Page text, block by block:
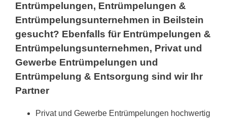
Entrümpelungen, Entrümpelungen &
Entrümpelungsunternehmen in Beilstein
gesucht? Ebenfalls für Entrümpelungen &
Entrümpelungsunternehmen, Privat und
Gewerbe Entrümpelungen und
Entrümpelung & Entsorgung sind wir Ihr
Partner
Privat und Gewerbe Entrümpelungen hochwertig